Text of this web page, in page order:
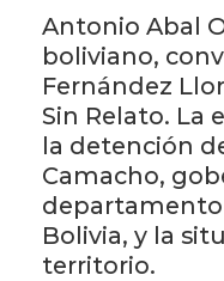
Antonio Abal
boliviano,
Fernández
Sin Relato. La
la detención
Camacho,
departamento
Bolivia, y la
territorio.